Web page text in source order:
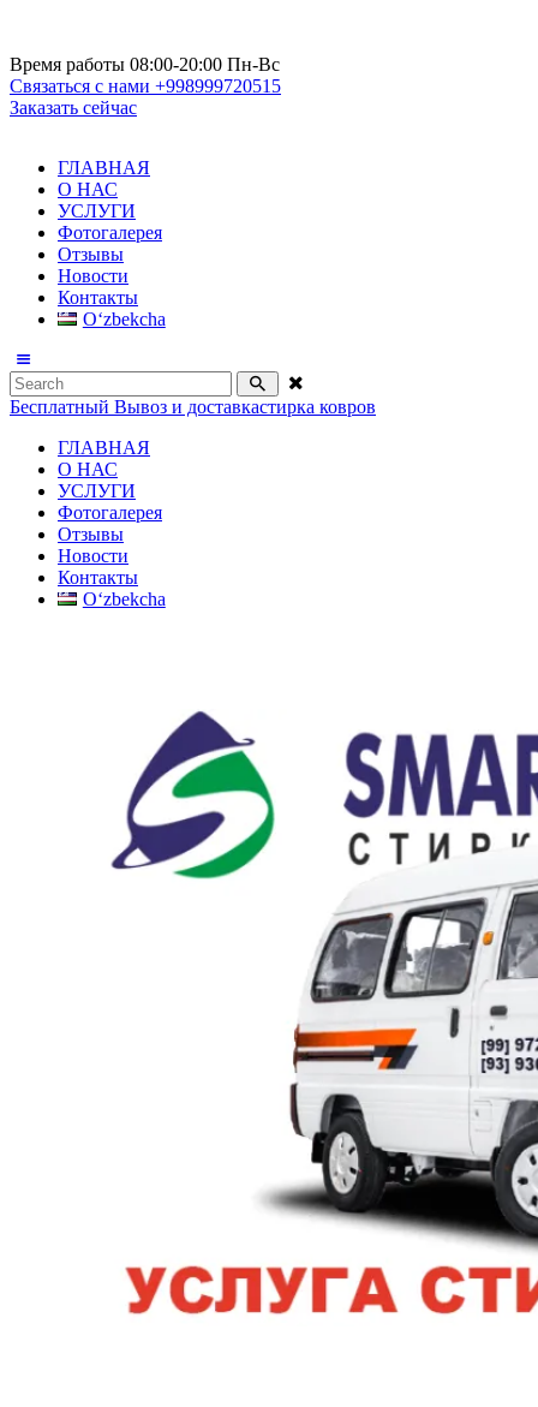
Время работы 08:00-20:00 Пн-Вс
Связаться с нами +998999720515
Заказать сейчас
ГЛАВНАЯ
О НАС
УСЛУГИ
Фотогалерея
Отзывы
Новости
Контакты
Oʻzbekcha
Бесплатный Вывоз и доставкастирка ковров
ГЛАВНАЯ
О НАС
УСЛУГИ
Фотогалерея
Отзывы
Новости
Контакты
Oʻzbekcha